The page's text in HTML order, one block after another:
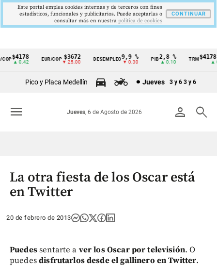
Cintillo
Colombia
$4178
▲ 0.42
EUR/COP $3672
▼ 25.00
DESEMPLEO 9,9 %
▼ 0.30
PIB2,8 %
▲ 0.10
TRM
▲
Pico y Placa Medellín Jueves 3 y 6 3 y 6
person search
Jueves, 6 de Agosto de 2026
menu
La otra fiesta de los Oscar está
en Twitter
20 de febrero de 2013
Puedessentarte a ver los Oscar por televisión. O
puedesdisfrutarlos desde el gallinero en Twitter.
Este portal emplea cookies internas y de terceros con fines
estadísticos, funcionales y publicitarios. Puede aceptarlas o
consultar más en nuestra politica de cookies
CONTINUAR